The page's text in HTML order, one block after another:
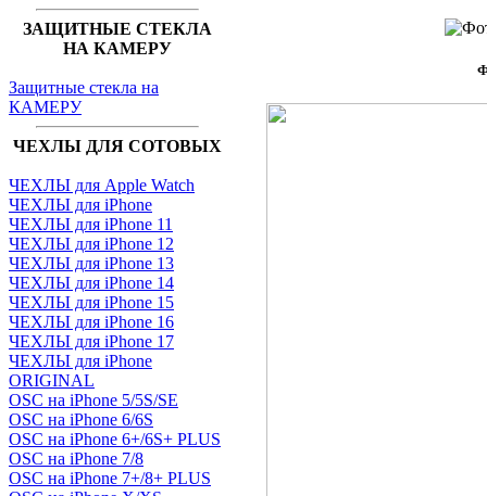
ЗАЩИТНЫЕ СТЕКЛА
НА КАМЕРУ
Защитные стекла на
КАМЕРУ
ЧЕХЛЫ ДЛЯ СОТОВЫХ
ЧЕХЛЫ для Apple Watch
ЧЕХЛЫ для iPhone
ЧЕХЛЫ для iPhone 11
ЧЕХЛЫ для iPhone 12
ЧЕХЛЫ для iPhone 13
ЧЕХЛЫ для iPhone 14
ЧЕХЛЫ для iPhone 15
ЧЕХЛЫ для iPhone 16
ЧЕХЛЫ для iPhone 17
ЧЕХЛЫ для iPhone
ORIGINAL
OSC на iPhone 5/5S/SE
OSC на iPhone 6/6S
OSC на iPhone 6+/6S+ PLUS
OSC на iPhone 7/8
OSC на iPhone 7+/8+ PLUS